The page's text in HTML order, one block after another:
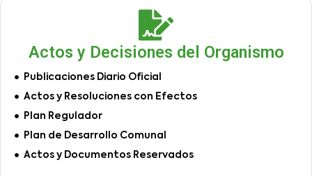
Actos y Decisiones del Organismo
Publicaciones Diario Oficial
Actos y Resoluciones con Efectos
Plan Regulador
Plan de Desarrollo Comunal
Actos y Documentos Reservados